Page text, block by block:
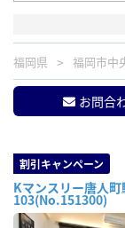
福岡県 福岡市中
お問合
割引キャンペーン
Kマンスリー唐人
103(No.151300)